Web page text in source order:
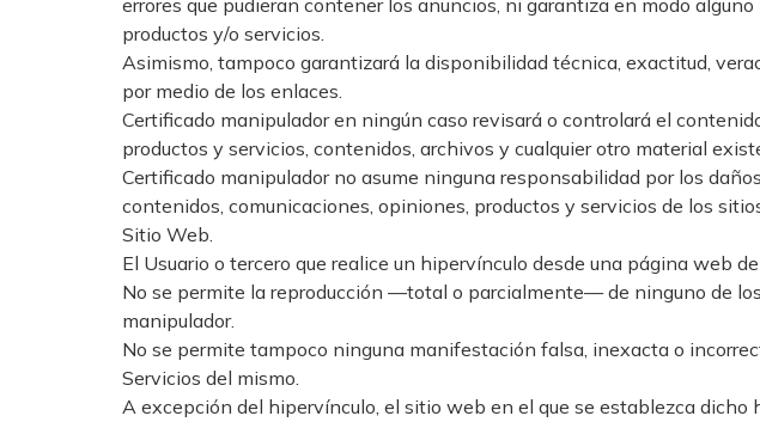
errores que pudieran contener los anuncios, ni garantiza en modo
productos y/o servicios.
Asimismo, tampoco garantizará la disponibilidad técnica, exactitud,
por medio de los enlaces.
Certificado manipulador en ningún caso revisará o controlará el
productos y servicios, contenidos, archivos y cualquier otro material
Certificado manipulador no asume ninguna responsabilidad por los
contenidos, comunicaciones, opiniones, productos y servicios de los
Sitio Web.
El Usuario o tercero que realice un hipervínculo desde una página web
No se permite la reproducción —total o parcialmente— de ninguno de
manipulador.
No se permite tampoco ninguna manifestación falsa, inexacta o
Servicios del mismo.
A excepción del hipervínculo, el sitio web en el que se establezca